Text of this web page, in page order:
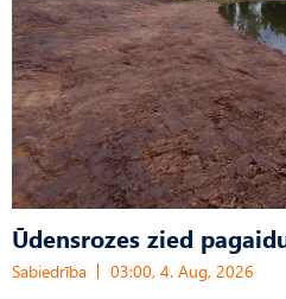
Ūdensrozes zied
Sabiedrība 03:00, 4. Aug, 2026